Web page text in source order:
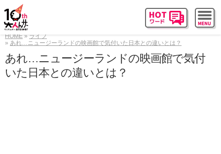
HOME
ライフ
あれ…ニュージーランドの映画館で気付いた日本との違いとは？
あれ…ニュージーランドの映画館で気付
いた日本との違いとは？